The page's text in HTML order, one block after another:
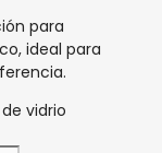
para
ideal para
vidrio